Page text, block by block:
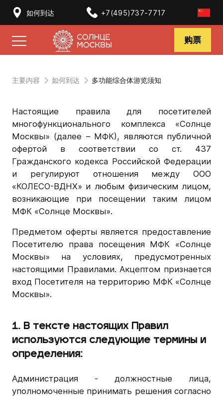
如何到达 +7(495)737-7717
购票
主要内容 如何到达 多功能综合体游览须知
Настоящие правила для посетителей
многофункционального комплекса «Солнце
Москвы» (далее – МФК), являются публичной
офертой в соответствии со ст. 437
Гражданского кодекса Российской Федерации
и регулируют отношения между ООО
«КОЛЕСО-ВДНХ» и любым физическим лицом,
возникающие при посещении таким лицом
МФК «Солнце Москвы».
Предметом оферты является предоставление
Посетителю права посещения МФК «Солнце
Москвы» на условиях, предусмотренных
настоящими Правилами. Акцептом признается
вход Посетителя на территорию МФК «Солнце
Москвы».
1. В тексте настоящих Правил
используются следующие термины и
определения:
Администрация - должностные лица,
уполномоченные принимать решения согласно